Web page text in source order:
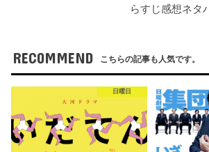
らすじ感想ネタ
RECOMMEND こちらの記事も人気です。
日曜日